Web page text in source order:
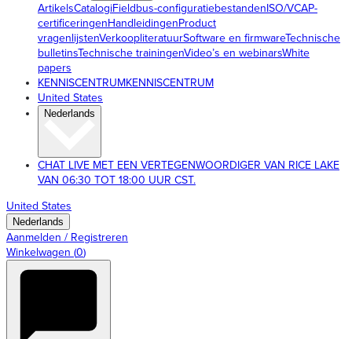
ArtikelsCatalogiFieldbus-configuratiebestandenISO/VCAP-
certificeringenHandleidingenProduct
vragenlijstenVerkoopliteratuurSoftware en firmwareTechnische
bulletinsTechnische trainingenVideo’s en webinarsWhite
papers
KENNISCENTRUMKENNISCENTRUM
United States
Nederlands
CHAT LIVE MET EEN VERTEGENWOORDIGER VAN RICE LAKE
VAN 06:30 TOT 18:00 UUR CST.
United States
Nederlands
Aanmelden / Registreren
Winkelwagen (0)